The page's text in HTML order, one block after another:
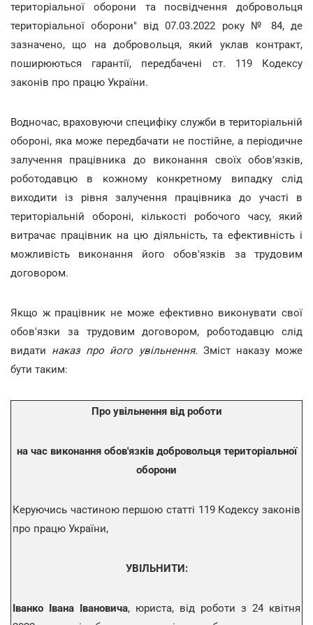
територіальної оборони та посвідчення добровольця
територіальної оборони" від 07.03.2022 року № 84, де
зазначено, що на добровольця, який уклав контракт,
поширюються гарантії, передбачені ст. 119 Кодексу
законів про працю України.
Водночас, враховуючи специфіку служби в територіальній
обороні, яка може передбачати не постійне, а періодичне
залучення працівника до виконання своїх обов'язків,
роботодавцю в кожному конкретному випадку слід
виходити із рівня залучення працівника до участі в
територіальній обороні, кількості робочого часу, який
витрачає працівник на цю діяльність, та ефективність і
можливість виконання його обов'язків за трудовим
договором.
Якщо ж працівник не може ефективно виконувати свої
обов'язки за трудовим договором, роботодавцю слід
видати наказ про його увільнення. Зміст наказу може
бути таким:
Про увільнення від роботи
на час виконання обов'язків добровольця територіальної
оборони
Керуючись частиною першою статті 119 Кодексу законів
про працю України,
УВІЛЬНИТИ:
Іванко Івана Івановича, юриста, від роботи з 24 квітня